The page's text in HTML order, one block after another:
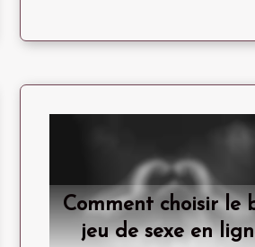
Comment choisir le
jeu de sexe en